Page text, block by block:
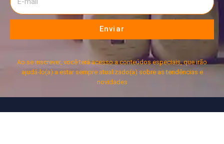
Enviar
Ao se inscrever, você terá acesso a conteúdos especiais, que irão
ajudá-lo(a) a estar sempre atualizado(a) sobre as tendências e
novidades